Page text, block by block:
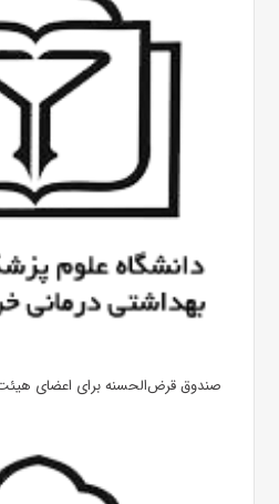
صندوق قرض‌الحسنه برای اعضای هیئت